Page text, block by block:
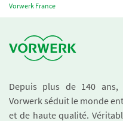
Vorwerk France
Depuis plus de 140 ans,
Vorwerk séduit le monde
et de haute qualité.